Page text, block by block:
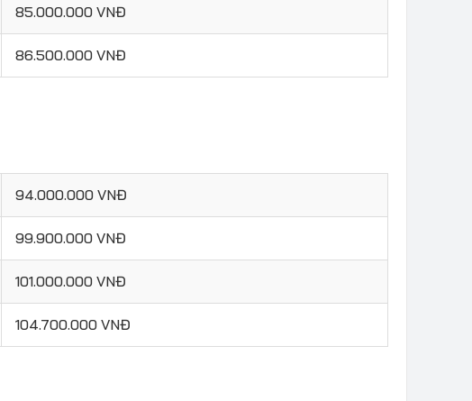
85.000.000 VNĐ
86.500.000 VNĐ
94.000.000 VNĐ
99.900.000 VNĐ
101.000.000 VNĐ
104.700.000 VNĐ